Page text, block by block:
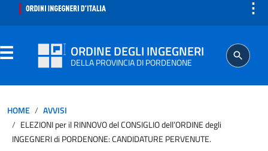
⋮
ORDINE DEGLI INGEGNERI
DELLA PROVINCIA DI PORDENONE
SEGRETERIA
HOME
AVVISI
ELEZIONI per il RINNOVO del CONSIGLIO dell’ORDINE degli
INGEGNERI di PORDENONE: CANDIDATURE PERVENUTE.